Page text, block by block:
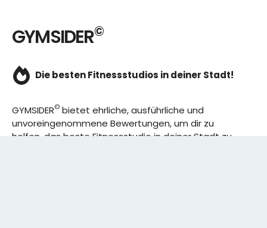
GYMSIDER©
Die besten Fitnessstudios in deiner Stadt!
GYMSIDER© bietet ehrliche, ausführliche und
unvoreingenommene Bewertungen, um dir zu
helfen, das beste Fitnessstudio in deiner Stadt zu